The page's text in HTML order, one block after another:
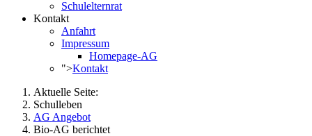
Schulelternrat
Kontakt
Anfahrt
Impressum
Homepage-AG
">Kontakt
Aktuelle Seite:
Schulleben
AG Angebot
Bio-AG berichtet